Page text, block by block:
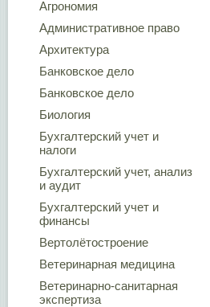
Агрономия
Административное право
Архитектура
Банковское дело
Банковское дело
Биология
Бухгалтерский учет и
налоги
Бухгалтерский учет, анализ
и аудит
Бухгалтерский учет и
финансы
Вертолётостроение
Ветеринарная медицина
Ветеринарно-санитарная
экспертиза